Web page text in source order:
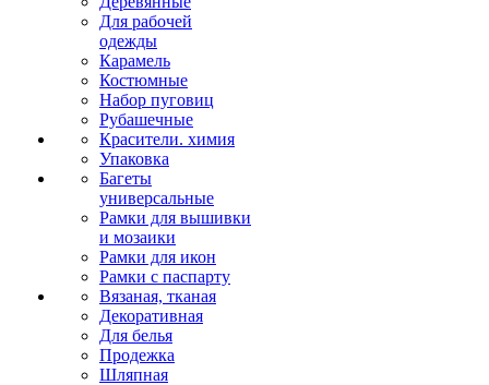
Для рабочей
одежды
Карамель
Костюмные
Набор пуговиц
Рубашечные
Красители. химия
Упаковка
Багеты
универсальные
Рамки для вышивки
и мозаики
Рамки для икон
Рамки с паспарту
Вязаная, тканая
Декоративная
Для белья
Продежка
Шляпная